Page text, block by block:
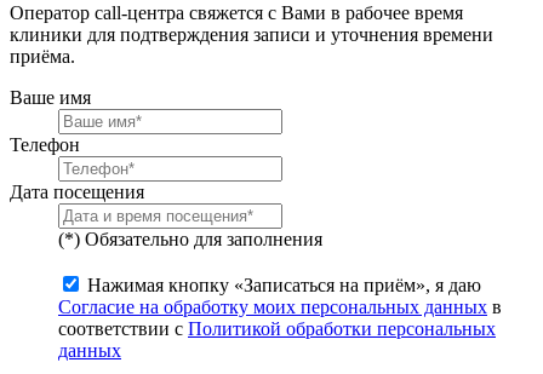
Оператор call-центра свяжется с Вами в рабочее время
клиники для подтверждения записи и уточнения времени
приёма.
Ваше имя
Телефон
Дата посещения
(*) Обязательно для заполнения
Нажимая кнопку «Записаться на приём», я даю
Согласие на обработку моих персональных данных в
соответствии с Политикой обработки персональных
данных